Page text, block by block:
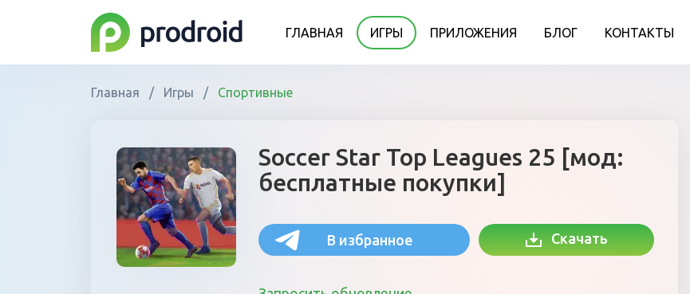
ГЛАВНАЯ ИГРЫ ПРИЛОЖЕНИЯ БЛОГ КОНТАКТЫ
Главная / Игры / Спортивные
Soccer Star Top Leagues 25 [мод:
бесплатные покупки]
В избранное Скачать